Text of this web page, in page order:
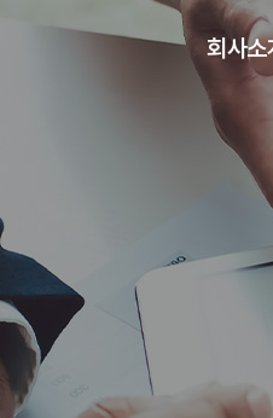
회사소
CEO인사
경영이념
조직도
찾아오시